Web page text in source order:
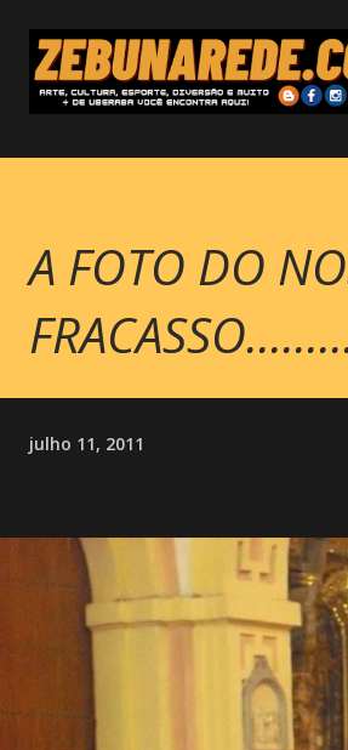
Pular para o conteúdo
A FOTO DO
julho 11, 2011